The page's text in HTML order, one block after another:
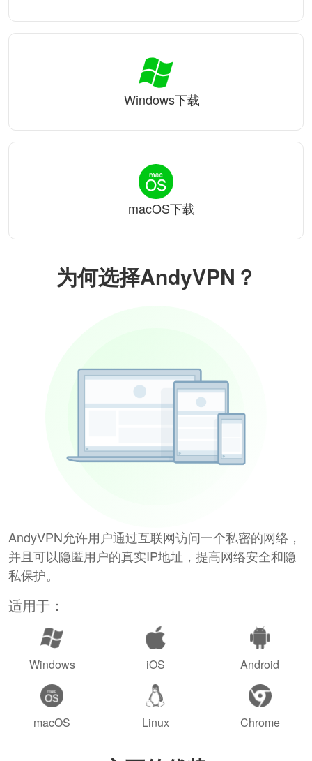
为何选择AndyVPN？
AndyVPN允许用户通过互联网访问一个私密的网络，
并且可以隐匿用户的真实IP地址，提高网络安全和隐
私保护。
适用于：
Windows iOS Android
macOS Linux Chrome
Windows下载
macOS下载